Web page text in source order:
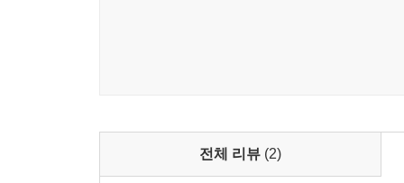
서민들이 마시는 맥주보다는 증류주에 세금을
세우도록 의무화해야 한다. 낭비벽이 심한 사람
공립학교를 세워야 한다. 이렇듯 그가 주창한 자
전체 리뷰 (2)